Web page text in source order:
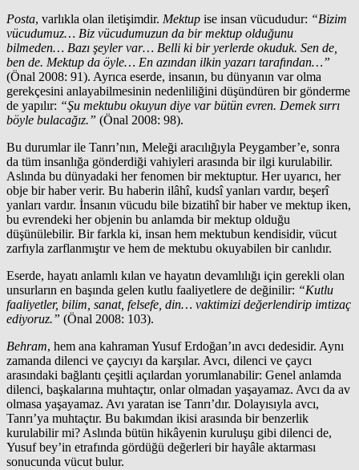
Posta, varlıkla olan iletişimdir. Mektup ise insan vücududur: “Bizim
vücudumuz… Biz vücudumuzun da bir mektup olduğunu
bilmeden… Bazı şeyler var… Belli ki bir yerlerde okuduk. Sen de,
ben de. Mektup da öyle… En azından ilkin yazarı tarafından…”
(Önal 2008: 91). Ayrıca eserde, insanın, bu dünyanın var olma
gerekçesini anlayabilmesinin nedenliliğini düşündüren bir gönderme
de yapılır: “Şu mektubu okuyun diye var bütün evren. Demek sırrı
böyle bulacağız.” (Önal 2008: 98).
Bu durumlar ile Tanrı’nın, Meleği aracılığıyla Peygamber’e, sonra
da tüm insanlığa gönderdiği vahiyleri arasında bir ilgi kurulabilir.
Aslında bu dünyadaki her fenomen bir mektuptur. Her uyarıcı, her
obje bir haber verir. Bu haberin ilâhî, kudsî yanları vardır, beşerî
yanları vardır. İnsanın vücudu bile bizatihî bir haber ve mektup iken,
bu evrendeki her objenin bu anlamda bir mektup olduğu
düşünülebilir. Bir farkla ki, insan hem mektubun kendisidir, vücut
zarfıyla zarflanmıştır ve hem de mektubu okuyabilen bir canlıdır.
Eserde, hayatı anlamlı kılan ve hayatın devamlılığı için gerekli olan
unsurların en başında gelen kutlu faaliyetlere de değinilir: “Kutlu
faaliyetler, bilim, sanat, felsefe, din… vaktimizi değerlendirip imtizaç
ediyoruz.” (Önal 2008: 103).
Behram, hem ana kahraman Yusuf Erdoğan’ın avcı dedesidir. Aynı
zamanda dilenci ve çaycıyı da karşılar. Avcı, dilenci ve çaycı
arasındaki bağlantı çeşitli açılardan yorumlanabilir: Genel anlamda
dilenci, başkalarına muhtaçtır, onlar olmadan yaşayamaz. Avcı da av
olmasa yaşayamaz. Avı yaratan ise Tanrı’dır. Dolayısıyla avcı,
Tanrı’ya muhtaçtır. Bu bakımdan ikisi arasında bir benzerlik
kurulabilir mi? Aslında bütün hikâyenin kuruluşu gibi dilenci de,
Yusuf bey’in etrafında gördüğü değerleri bir hayâle aktarması
sonucunda vücut bulur.